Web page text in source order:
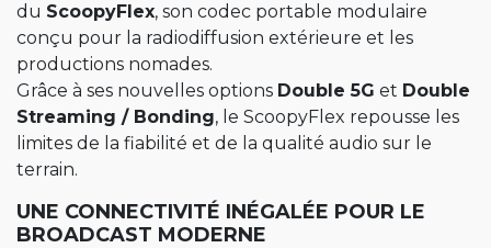
du ScoopyFlex, son codec portable modulaire
conçu pour la radiodiffusion extérieure et les
productions nomades.
Grâce à ses nouvelles options Double 5G et Double
Streaming / Bonding, le ScoopyFlex repousse les
limites de la fiabilité et de la qualité audio sur le
terrain.
UNE CONNECTIVITÉ INÉGALÉE POUR LE
BROADCAST MODERNE